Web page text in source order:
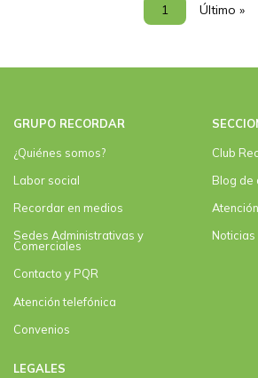
Página actual
1 Última
Último »
GRUPO RECORDAR
¿Quiénes somos?
Labor social
Recordar en medios
Sedes Administrativas y
Comerciales
Contacto y PQR
Atención telefónica
Convenios
Club
Blog de
Noticias
LEGALES